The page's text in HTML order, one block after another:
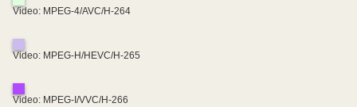
Video: MPEG-4/AVC/H-264
Video: MPEG-H/HEVC/H-265
Video: MPEG-I/VVC/H-266